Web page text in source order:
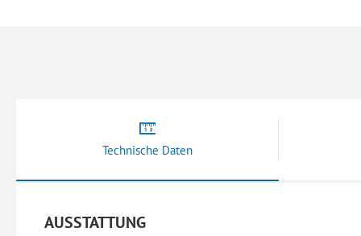
Technische Daten
AUSSTATTUNG